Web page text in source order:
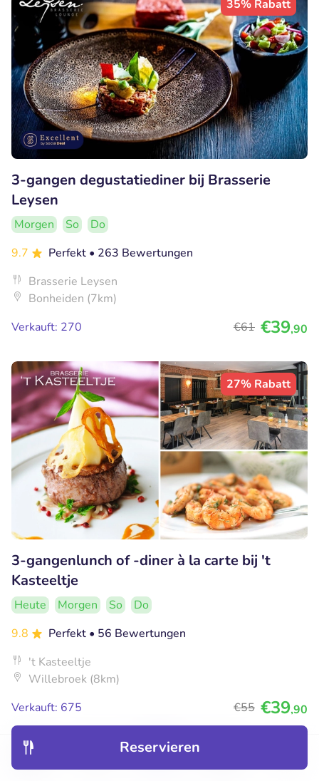
Entdecken
Reservieren
35% Rabatt
3-gangen degustatiediner bij Brasserie
Leysen
Morgen So
Do
9.7
Perfekt • 263 Bewertungen
Brasserie Leysen
Bonheiden (7km)
Verkauft: 270
€61 €39,90
27% Rabatt
3-gangenlunch of -diner à la carte bij 't
Kasteeltje
Heute Morgen So
Do
9.8
Perfekt • 56 Bewertungen
't Kasteeltje
Willebroek (8km)
Verkauft: 675
€55 €39,90